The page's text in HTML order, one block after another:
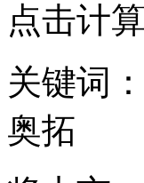
点击计
关键词
奥拓